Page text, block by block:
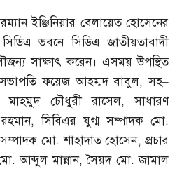
ইঞ্জিনিয়ার বেলায়েত হোসেনের
ভবনে সিডিএ জাতীয়তাবাদী
সাক্ষাৎ করেন। এসময় উপস্থিত
সভাপতি ফয়েজ আহম্মদ বাবুল,সহ–
মাহমুদ চৌধুরী রাসেল,সাধারণ
,সিবিএর যুগ্ম সম্পাদক মো.
মো.শাহাদাত হোসেন,প্রচার
.আব্দুল মান্নান,সৈয়দ মো.জামাল